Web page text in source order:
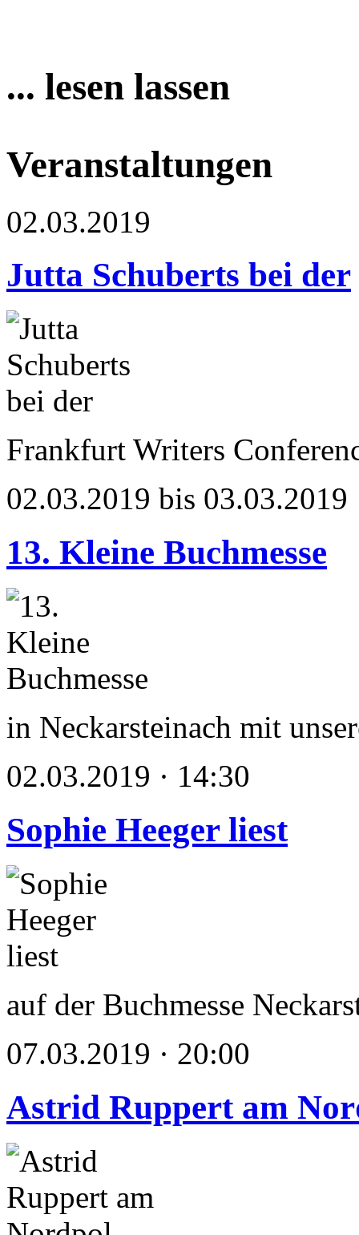
... lesen lassen
Veranstaltungen
02.03.2019
Jutta Schuberts bei der
Frankfurt Writers
02.03.2019 bis 03.03.2019
13. Kleine Buchmesse
in Neckarsteinach mit
02.03.2019 · 14:30
Sophie Heeger liest
auf der Buchmesse
07.03.2019 · 20:00
Astrid Ruppert am